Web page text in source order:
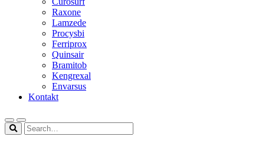
Raxone
Lamzede
Procysbi
Ferriprox
Quinsair
Bramitob
Kengrexal
Envarsus
Kontakt